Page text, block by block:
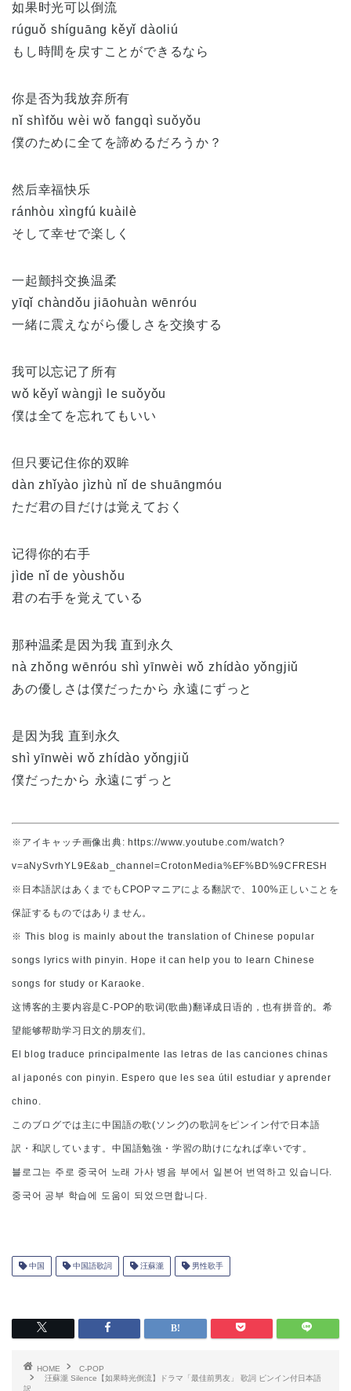
如果时光可以倒流
rúguǒ shíguāng kěyǐ dàoliú
もし時間を戻すことができるなら
你是否为我放弃所有
nǐ shìfǒu wèi wǒ fangqì suǒyǒu
僕のために全てを諦めるだろうか？
然后幸福快乐
ránhòu xìngfú kuàilè
そして幸せで楽しく
一起颤抖交换温柔
yīqǐ chàndǒu jiāohuàn wēnróu
一緒に震えながら優しさを交換する
我可以忘记了所有
wǒ kěyǐ wàngjì le suǒyǒu
僕は全てを忘れてもいい
但只要记住你的双眸
dàn zhǐyào jìzhù nǐ de shuāngmóu
ただ君の目だけは覚えておく
记得你的右手
jìde nǐ de yòushǒu
君の右手を覚えている
那种温柔是因为我 直到永久
nà zhǒng wēnróu shì yīnwèi wǒ zhídào yǒngjiǔ
あの優しさは僕だったから 永遠にずっと
是因为我 直到永久
shì yīnwèi wǒ zhídào yǒngjiǔ
僕だったから 永遠にずっと
※アイキャッチ画像出典: https://www.youtube.com/watch?
v=aNySvrhYL9E&ab_channel=CrotonMedia%EF%BD%9CFRESH
※日本語訳はあくまでもCPOPマニアによる翻訳で、100%正しいことを
保証するものではありません。
※ This blog is mainly about the translation of Chinese popular
songs lyrics with pinyin. Hope it can help you to learn Chinese
songs for study or Karaoke.
这博客的主要内容是C-POP的歌词(歌曲)翻译成日语的，也有拼音的。希
望能够帮助学习日文的朋友们。
El blog traduce principalmente las letras de las canciones chinas
al japonés con pinyin. Espero que les sea útil estudiar y aprender
chino.
このブログでは主に中国語の歌(ソング)の歌詞をピンイン付で日本語
訳・和訳しています。中国語勉強・学習の助けになれば幸いです。
블로그는 주로 중국어 노래 가사 병음 부에서 일본어 번역하고 있습니다.
중국어 공부 학습에 도움이 되었으면합니다.
中国 中国語歌詞 汪蘇瀧 男性歌手
HOME
C-POP
汪蘇瀧 Silence【如果時光倒流】ドラマ「最佳前男友」 歌詞 ピンイン付日本語
訳